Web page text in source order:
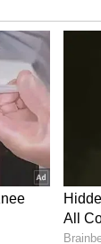
వారి పక్షనా